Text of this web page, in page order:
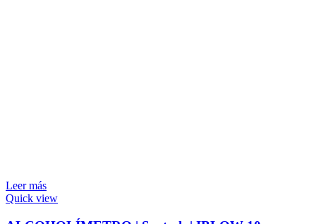
Leer más
Quick view